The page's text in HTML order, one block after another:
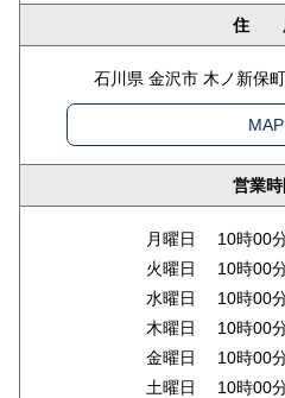
住
石川県 金沢市 木ノ新保
MAP
営業時
月曜日 10時00
火曜日 10時00
水曜日 10時00
木曜日 10時00
金曜日 10時00
土曜日 10時00